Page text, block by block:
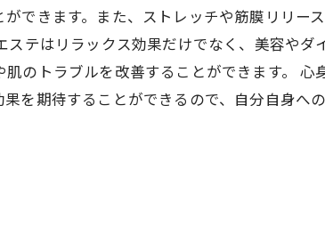
できます。また、ストレッチや筋膜リリー
テはリラックス効果だけでなく、美容や
のトラブルを改善することができます。
を期待することができるので、自分自身へ